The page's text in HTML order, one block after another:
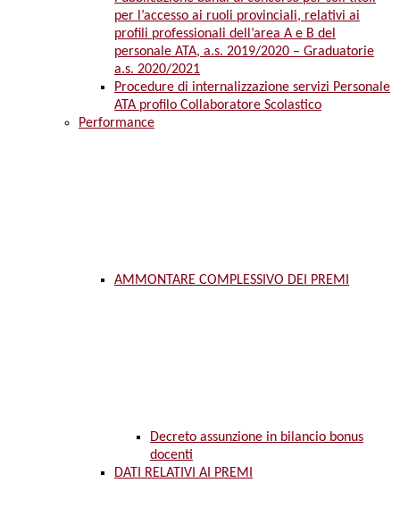
per l’accesso ai ruoli provinciali, relativi ai
profili professionali dell’area A e B del
personale ATA, a.s. 2019/2020 – Graduatorie
a.s. 2020/2021
Procedure di internalizzazione servizi Personale
ATA profilo Collaboratore Scolastico
Performance
AMMONTARE COMPLESSIVO DEI PREMI
Decreto assunzione in bilancio bonus
docenti
DATI RELATIVI AI PREMI